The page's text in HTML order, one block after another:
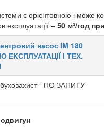
є орієнтовною і може
експлуатації – 50 м³/год
насос IM 180
ЕКСПЛУАТАЦІЇ І ТЕХ.
- ПО ЗАПИТУ